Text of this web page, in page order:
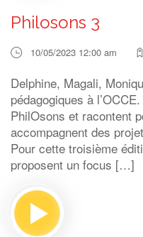
Philosons 3
10/05/2023 12:00 am
Delphine, Magali,
pédagogiques à
PhilOsons et racontent
accompagnent des
Pour cette troisième
proposent un focus […]